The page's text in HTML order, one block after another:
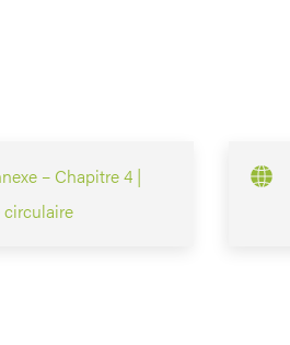
– Chapitre 4 |
circulaire